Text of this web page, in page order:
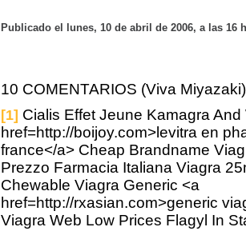
Publicado el lunes, 10 de abril de 2006, a las 16
10 COMENTARIOS (Viva Miyazaki)
[1] Cialis Effet Jeune Kamagra And
href=http://boijoy.com>levitra en
france</a> Cheap Brandname
Prezzo Farmacia Italiana Viagra
Chewable Viagra Generic <a
href=http://rxasian.com>generic
Viagra Web Low Prices Flagyl In